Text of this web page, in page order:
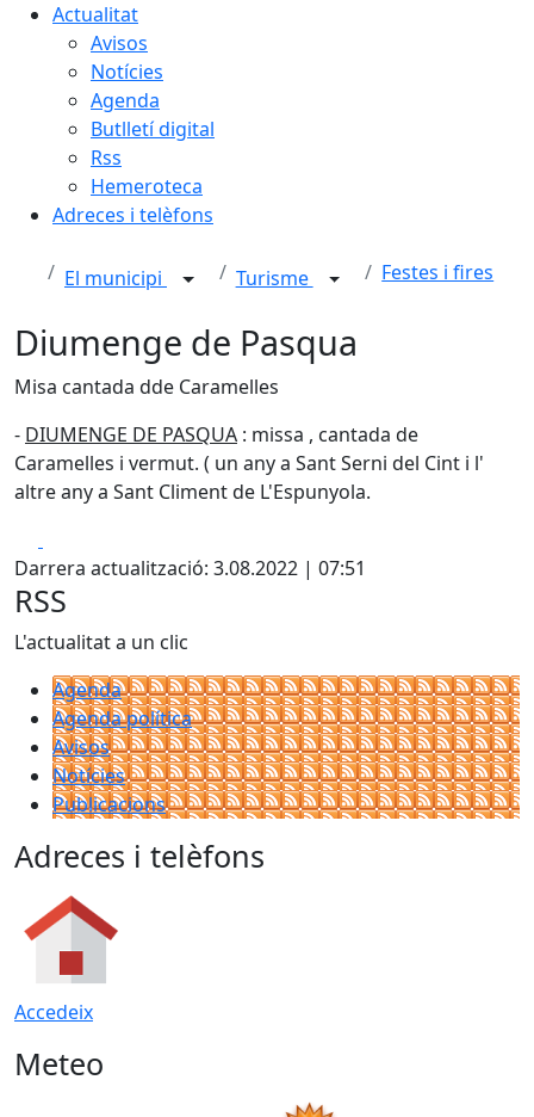
Actualitat
Avisos
Notícies
Agenda
Butlletí digital
Rss
Hemeroteca
Adreces i telèfons
El municipi Turisme Festes i fires
Diumenge de Pasqua
Misa cantada dde Caramelles
- DIUMENGE DE PASQUA : missa , cantada de
Caramelles i vermut. ( un any a Sant Serni del Cint i l'
altre any a Sant Climent de L'Espunyola.
Darrera actualització: 3.08.2022 | 07:51
RSS
L'actualitat a un clic
Agenda
Agenda política
Avisos
Notícies
Publicacions
Adreces i telèfons
Accedeix
Meteo